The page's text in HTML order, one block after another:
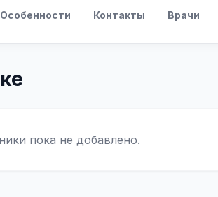
Особенности Контакты Врачи
пока не добавлено.